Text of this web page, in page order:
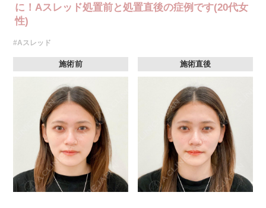
に！Aスレッド処置前と処置直後の症例です(20代女
性)
#Aスレッド
施術前 施術直後